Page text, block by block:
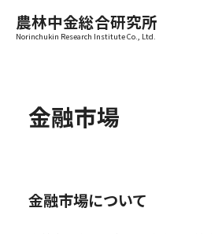
農林中金総合研究所
Norinchukin Research Institute Co., Ltd.
金融市場
金融市場について